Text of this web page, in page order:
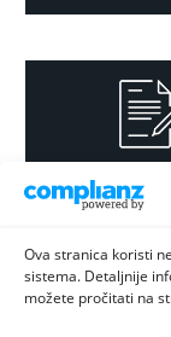
Ova stranica koristi
sistema. Detaljnije
možete pročitati na